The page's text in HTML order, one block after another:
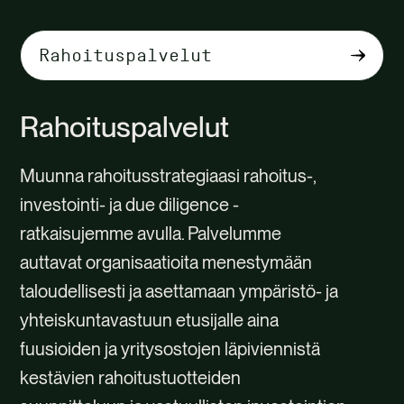
Valitse
välilehden
Rahoituspalvelut
Muunna rahoitusstrategiaasi rahoitus-,
investointi- ja due diligence -
ratkaisujemme avulla. Palvelumme
auttavat organisaatioita menestymään
taloudellisesti ja asettamaan ympäristö- ja
yhteiskuntavastuun etusijalle aina
fuusioiden ja yritysostojen läpiviennistä
kestävien rahoitustuotteiden